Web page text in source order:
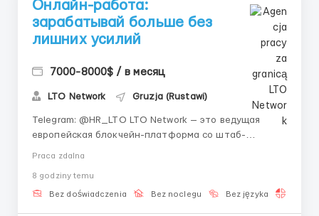
Онлайн-работа:
зарабатывай больше без
лишних усилий
7000-8000$ / в месяц
LTO Network Gruzja (Rustawi)
Telegram: @HR_LTO LTO Network — это ведущая
европейская блокчейн-платформа со штаб-
органов (включая проекты для ООН),
автоматизируем документооборот и развиваем
Praca zdalna
8 godziny temu
Bez doświadczenia Bez noclegu Bez języka